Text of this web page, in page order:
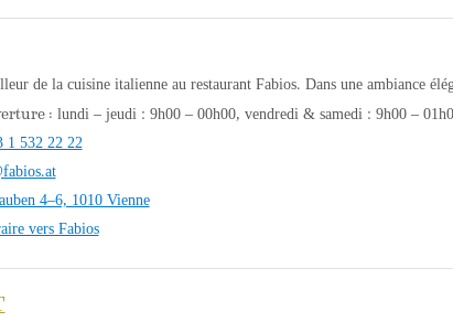
de la cuisine italienne au restaurant Fabios. Dans une ambiance
: lundi – jeudi : 9h00 – 00h00, vendredi & samedi : 9h00 –
1 532 22 22
4–6, 1010 Vienne
vers Fabios